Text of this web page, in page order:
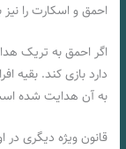
احمق و اسکارت را
اگر احمق به تریک
دارد بازی کند. بقیه
به آن هدایت شده‌
قانون ویژه دیگری